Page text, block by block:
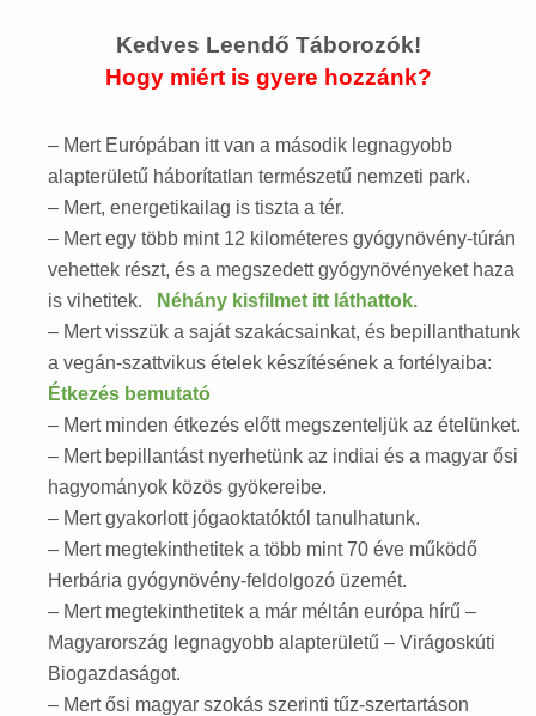
Kedves Leendő Táborozók!
Hogy miért is gyere hozzánk?
– Mert Európában itt van a második legnagyobb
alapterületű háborítatlan természetű nemzeti park.
– Mert, energetikailag is tiszta a tér.
– Mert egy több mint 12 kilométeres gyógynövény-túrán
vehettek részt, és a megszedett gyógynövényeket haza
is vihetitek.
Néhány kisfilmet itt láthattok.
– Mert visszük a saját szakácsainkat, és bepillanthatunk
a vegán-szattvikus ételek készítésének a fortélyaiba:
Étkezés bemutató
– Mert minden étkezés előtt megszenteljük az ételünket.
– Mert bepillantást nyerhetünk az indiai és a magyar ősi
hagyományok közös gyökereibe.
– Mert gyakorlott jógaoktatóktól tanulhatunk.
– Mert megtekinthetitek a több mint 70 éve működő
Herbária gyógynövény-feldolgozó üzemét.
– Mert megtekinthetitek a már méltán európa hírű –
Magyarország legnagyobb alapterületű – Virágoskúti
Biogazdaságot.
– Mert ősi magyar szokás szerinti tűz-szertartáson